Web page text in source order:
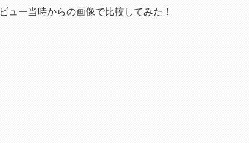
ュー当時からの画像で比較してみた！